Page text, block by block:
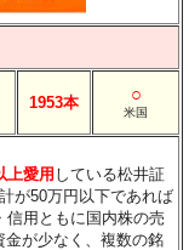
1953本 ○
米国
上愛用 している松井証
が50万円以下であれば
信用ともに国内株の売
金が少なく、複数の銘